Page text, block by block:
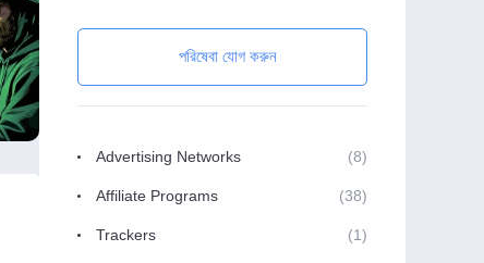
পরিষেবা যোগ করুন
Advertising Networks (8)
Affiliate Programs (38)
Trackers (1)